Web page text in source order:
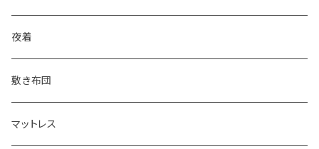
その他掛け布団
二重毛布
その他毛布
夜着
敷き布団
マットレス